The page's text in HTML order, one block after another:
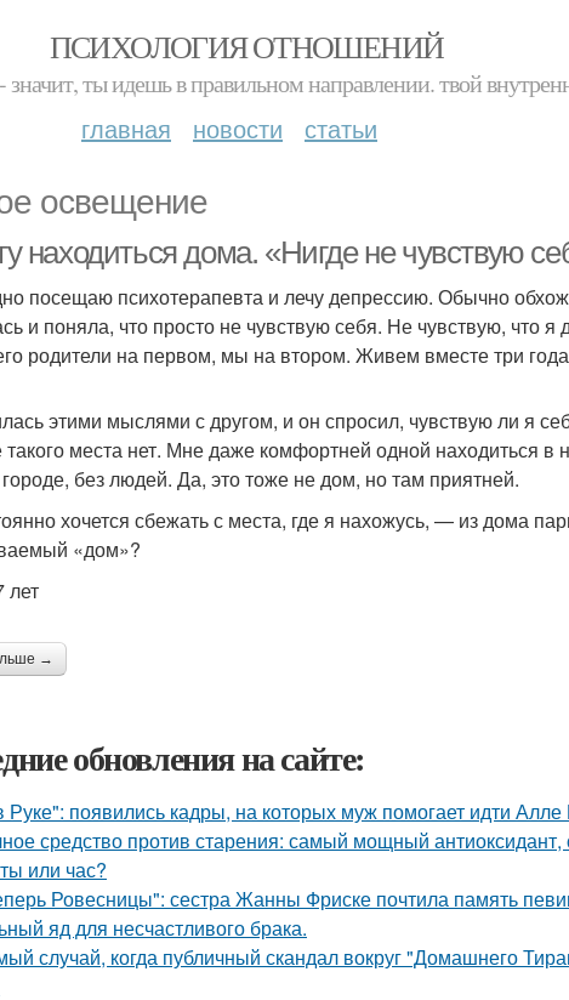
ПСИХОЛОГИЯ ОТНОШЕНИЙ
значит, ты идешь в правильном направлении. твой
главная новости статьи
освещение
находиться дома. «Нигде не чувствую
посещаю психотерапевта и лечу депрессию. Обычно
и поняла, что просто не чувствую себя. Не чувствую,
родители на первом, мы на втором. Живем вместе три
этими мыслями с другом, и он спросил, чувствую ли я
такого места нет. Мне даже комфортней одной находиться в
без людей. Да, это тоже не дом, но там приятней.
хочется сбежать с места, где я нахожусь, — из дома
«дом»?
лет
→
обновления на сайте:
Руке": появились кадры, на которых муж помогает идти Алле
средство против старения: самый мощный антиоксидант,
или час?
Ровесницы": сестра Жанны Фриске почтила память
яд для несчастливого брака.
случай, когда публичный скандал вокруг "Домашнего